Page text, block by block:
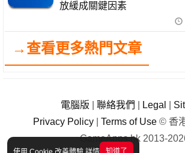
知道了
放緩成關鍵因素
→查看更多熱門文章
電腦版 聯絡我們 Legal
Privacy Policy
Terms of Use © 香
GameApps.hk 2013-